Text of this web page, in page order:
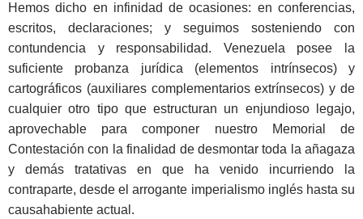
Hemos dicho en infinidad de ocasiones: en conferencias,
escritos, declaraciones; y seguimos sosteniendo con
contundencia y responsabilidad. Venezuela posee la
suficiente probanza jurídica (elementos intrínsecos) y
cartográficos (auxiliares complementarios extrínsecos) y de
cualquier otro tipo que estructuran un enjundioso legajo,
aprovechable para componer nuestro Memorial de
Contestación con la finalidad de desmontar toda la añagaza
y demás tratativas en que ha venido incurriendo la
contraparte, desde el arrogante imperialismo inglés hasta su
causahabiente actual.